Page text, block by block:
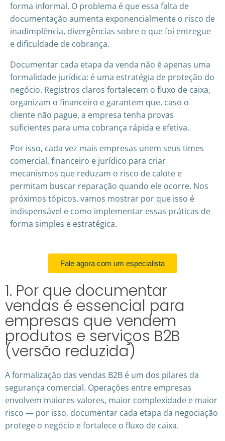
forma informal. O problema é que essa falta de
documentação aumenta exponencialmente o risco de
inadimplência, divergências sobre o que foi entregue
e dificuldade de cobrança.
Documentar cada etapa da venda não é apenas uma
formalidade jurídica: é uma estratégia de proteção do
negócio. Registros claros fortalecem o fluxo de caixa,
organizam o financeiro e garantem que, caso o
cliente não pague, a empresa tenha provas
suficientes para uma cobrança rápida e efetiva.
Por isso, cada vez mais empresas unem seus times
comercial, financeiro e jurídico para criar
mecanismos que reduzam o risco de calote e
permitam buscar reparação quando ele ocorre. Nos
próximos tópicos, vamos mostrar por que isso é
indispensável e como implementar essas práticas de
forma simples e estratégica.
Fale agora com um especialista
1. Por que documentar
vendas é essencial para
empresas que vendem
produtos e serviços B2B
(versão reduzida)
A formalização das vendas B2B é um dos pilares da
segurança comercial. Operações entre empresas
envolvem maiores valores, maior complexidade e maior
risco — por isso, documentar cada etapa da negociação
protege o negócio e fortalece o fluxo de caixa.